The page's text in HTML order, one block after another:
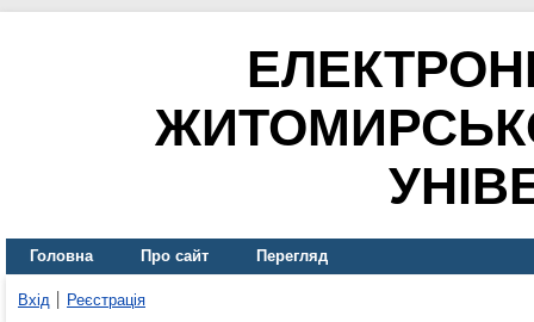
Головна Про сайт Перегляд
Вхід Реєстрація